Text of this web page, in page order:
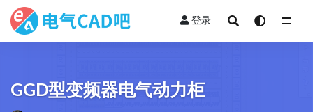
登录
GGD型变频器电气动力柜